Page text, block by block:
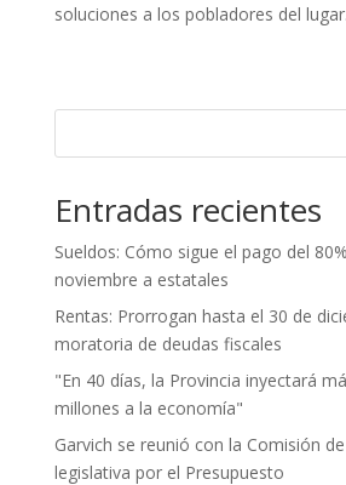
soluciones a los pobladores del
Entradas recientes
Sueldos: Cómo sigue el pago del
noviembre a estatales
Rentas: Prorrogan hasta el 30 de
moratoria de deudas fiscales
"En 40 días, la Provincia inyectará
millones a la economía"
Garvich se reunió con la Comisión
legislativa por el Presupuesto